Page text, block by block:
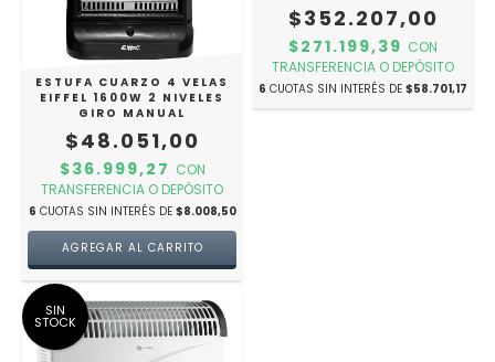
ESTUFA CUARZO 4 VELAS
EIFFEL 1600W 2 NIVELES
GIRO MANUAL
$48.051,00
$36.999,27 CON
TRANSFERENCIA O DEPÓSITO
6 CUOTAS SIN INTERÉS DE $8.008,50
$352.207,00
$271.199,39 CON
TRANSFERENCIA O DEPÓSITO
6 CUOTAS SIN INTERÉS DE $58.701,17
SIN
STOCK